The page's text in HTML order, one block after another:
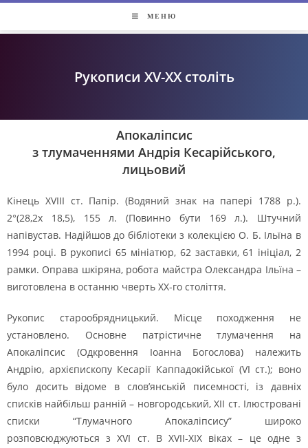
МЕНЮ
Рукописи XV-XX століть
Апокаліпсис
з тлумаченнями Андрія Кесарійського,
лицьовий
Кінець XVIII cт. Папір. (Водяний знак на папері 1788 р.).
2°(28,2х 18,5), 155 л. (Повинно бути 169 л.). Штучний
напівустав. Надійшов до бібліотеки з колекцією О. Б. Ільїна в
1994 році. В рукописі 65 мініатюр, 62 заставки, 61 ініціал, 2
рамки. Оправа шкіряна, робота майстра Олександра Ільїна –
виготовлена в останню чверть ХХ-го століття.
Рукопис старообрядницький. Місце походження не
установлено. Основне патрістичне тлумачення на
Апокаліпсис (Одкровення Іоанна Богослова) належить
Андрію, архієпископу Кесарії Каппадокійської (VI ст.); воно
було досить відоме в слов’янській писемності, із давніх
списків найбільш ранній – новгородський, ХІІ ст. Ілюстровані
списки “Тлумачного Апокаліпсису” широко
розповсюджуються з XVI cт. В XVII-XIX віках – це одне з